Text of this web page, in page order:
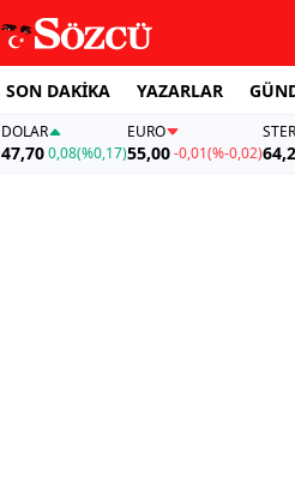
SON DAKİKA YAZARLAR
DOLAR
47,700,08(%0,17)
EURO
55,00 -0,01(%-0,02)